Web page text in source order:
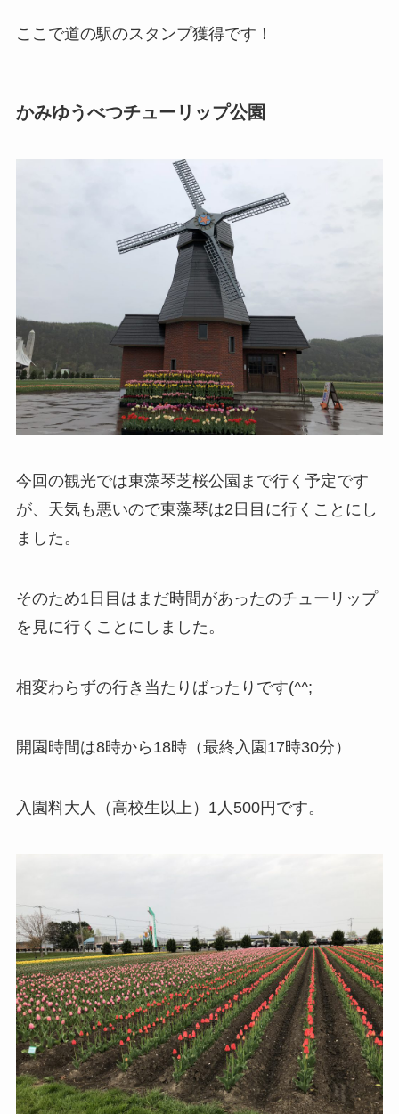
ここで道の駅のスタンプ獲得です！
かみゆうべつチューリップ公園
今回の観光では東藻琴芝桜公園まで行く予定です
が、天気も悪いので東藻琴は2日目に行くことにし
ました。
そのため1日目はまだ時間があったのチューリップ
を見に行くことにしました。
相変わらずの行き当たりばったりです(^^;
開園時間は8時から18時（最終入園17時30分）
入園料大人（高校生以上）1人500円です。